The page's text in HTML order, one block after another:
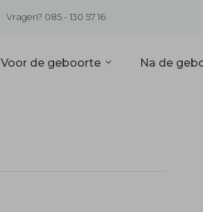
Vragen? 085 - 130 57 16
Voor de geboorte Na de